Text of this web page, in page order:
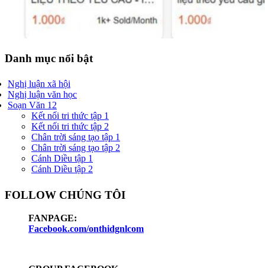
Danh mục nổi bật
Nghị luận xã hội
Nghị luận văn học
Soạn Văn 12
Kết nối tri thức tập 1
Kết nối tri thức tập 2
Chân trời sáng tạo tập 1
Chân trời sáng tạo tập 2
Cánh Diều tập 1
Cánh Diều tập 2
FOLLOW CHÚNG TÔI
FANPAGE:
Facebook.com/onthidgnlcom